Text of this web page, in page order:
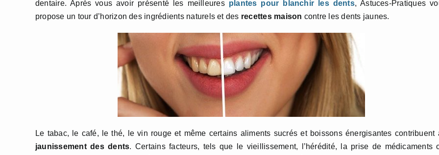
dentaire. Après vous avoir présenté les meilleures plantes pour blanchir les dents, Astuces-Pratiques
propose un tour d’horizon des ingrédients naturels et des recettes maison contre les dents jaunes.
Le tabac, le café, le thé, le vin rouge et même certains aliments sucrés et boissons énergisantes contribuent
jaunissement des dents. Certains facteurs, tels que le vieillissement, l’hérédité, la prise de médicaments